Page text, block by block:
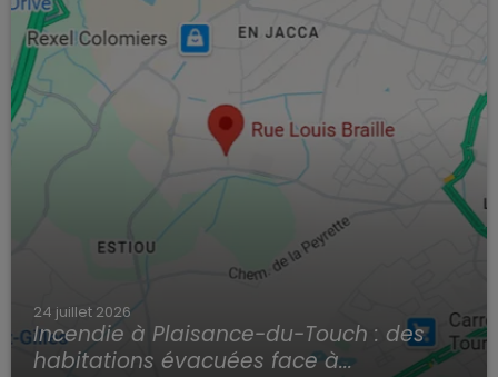
24 juillet 2026
Incendie à Plaisance-du-Touch : des
habitations évacuées face à...